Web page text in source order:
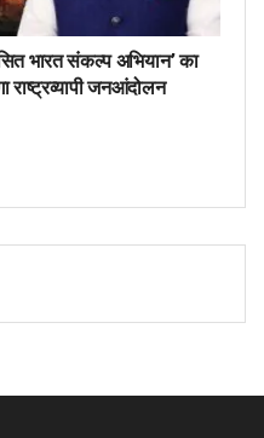
भारत संकल्प अभियान’ का
जनआंदोलन